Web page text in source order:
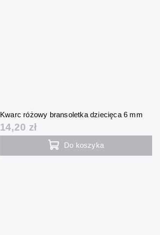
Kwarc różowy bransoletka dziecięca 6 mm
14,20 zł
Do koszyka